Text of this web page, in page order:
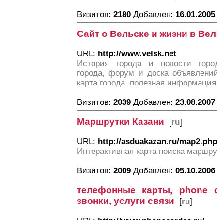
Визитов: 2180 Добавлен: 16.01.2005
Сайт о Вельске и жизни в
URL: http://www.velsk.net
История города и новости
города, форум и доска
карта города, полезная
Визитов: 2039 Добавлен: 23.08.2007
Маршрутки Казани [ru]
URL: http://asduakazan.ru/map2.php
Интерактивная карта поиска
Визитов: 2009 Добавлен: 05.10.2006
телефонные карты, phone
звонки, услуги связи [ru]